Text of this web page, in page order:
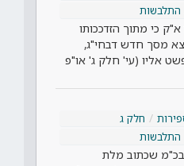
התלבשות
כי מתוך הזדככותו
מסך חדש דבחי"ג,
אליו (עי' חלק ג' או"פ
חלק ג
התלבשות
בכ"מ שכתוב מלת